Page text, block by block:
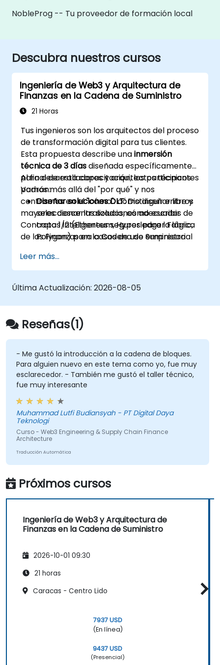
NobleProg -- Tu proveedor de formación local
Descubra nuestros cursos
Ingeniería de Web3 y Arquitectura de
Finanzas en la Cadena de Suministro
21 Horas
Tus ingenieros son los arquitectos del proceso
de transformación digital para tus clientes.
Esta propuesta describe unainmersión
técnica de 3 díasdiseñada específicamente
para desarrolladores y arquitectos técnicos.
Vamos más allá del "por qué" y nos
centramos en el "cómo": cómo diseñar libros
mayores descentralizados, cómo escribir
Contratos Inteligentes seguros para la lógica
de las Finanzas en la Cadena de Suministro
descentralizadas con los ERP empresariales
existentes.
Al final de esta capacitación, los participantes
podrán:
Diseñar soluciones DLT:Distinguir entre y
seleccionar las soluciones adecuadas de
capa 1/2 (Ethereum, Hyperledger Fabric,
Polygon) para casos de uso empresarial
Desarrollar Contratos Inteligentes:
Escribir, compilar e implementar
Contratos Inteligentes (p. ej., Solidity o
la aprobación de facturas y la liquidación.
Implementar Tokenización:
estándares de tokens ERC-20/ERC-
721/ERC-1155 para representar activos
del mundo real (facturas/Inventario) on-
chain.
Puentear Web2 y Web3:Diseñar la capa
de integración utilizando Oráculos (p. ej.,
Chainlink) para obtener datos off-chain
(APIs logísticas) y desencadenar pagos
on-chain.
Leer más...
Última Actualización: 2026-08-05
Reseñas(1)
- Me gustó la introducción a la cadena de bloques.
Para alguien nuevo en este tema como yo, fue muy
esclarecedor. - También me gustó el taller técnico,
fue muy interesante
Muhammad Lutfi Budiansyah - PT Digital Daya
Teknologi
Curso - Web3 Engineering & Supply Chain Finance
Architecture
Traducción Automática
Próximos cursos
Ingeniería de Web3 y Arquitectura de
Finanzas en la Cadena de Suministro
2026-10-01 09:30
21 horas
Caracas - Centro Lido
7937 USD
(En línea)
9437 USD
(Presencial)